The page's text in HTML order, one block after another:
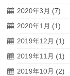
2020年3月 (7)
2020年1月 (1)
2019年12月 (1)
2019年11月 (1)
2019年10月 (2)